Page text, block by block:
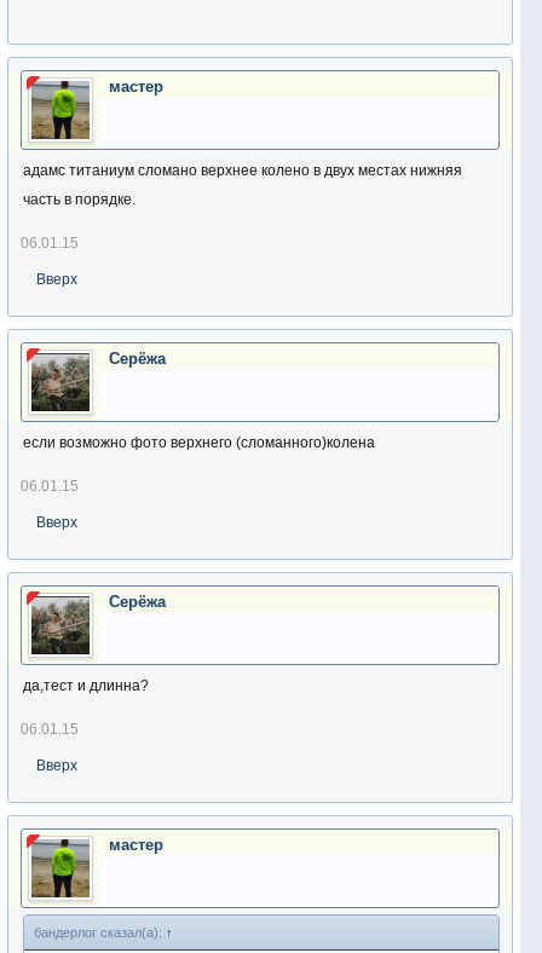
мастер
адамс титаниум сломано верхнее колено в двух местах нижняя
часть в порядке.
06.01.15
Вверх
Серёжа
если возможно фото верхнего (сломанного)колена
06.01.15
Вверх
Серёжа
да,тест и длинна?
06.01.15
Вверх
мастер
бандерлог сказал(а): ↑